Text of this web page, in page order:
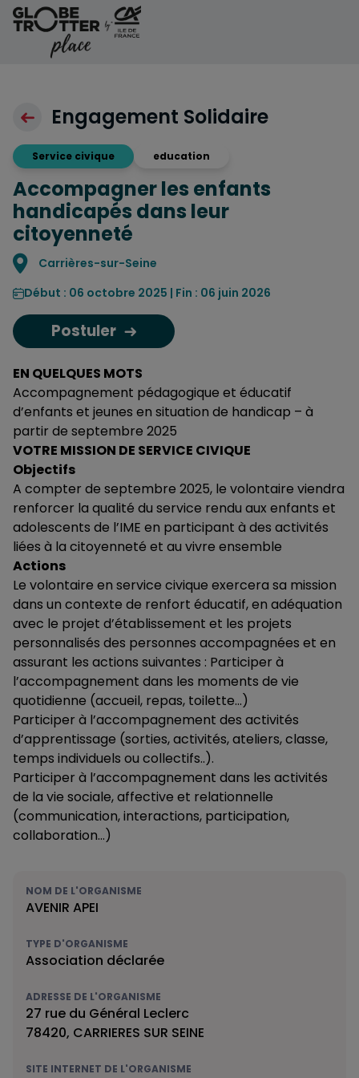
Aller au contenu
Engagement Solidaire
Service civique education
Accompagner les enfants
handicapés dans leur
citoyenneté
Localisation
Carrières-sur-Seine
Début : 06 octobre 2025 | Fin : 06 juin 2026
Postuler
EN QUELQUES MOTS
Accompagnement pédagogique et éducatif
d’enfants et jeunes en situation de handicap – à
partir de septembre 2025
VOTRE MISSION DE SERVICE CIVIQUE
Objectifs
A compter de septembre 2025, le volontaire viendra
renforcer la qualité du service rendu aux enfants et
adolescents de l’IME en participant à des activités
liées à la citoyenneté et au vivre ensemble
Actions
Le volontaire en service civique exercera sa mission
dans un contexte de renfort éducatif, en adéquation
avec le projet d’établissement et les projets
personnalisés des personnes accompagnées et en
assurant les actions suivantes : Participer à
l’accompagnement dans les moments de vie
quotidienne (accueil, repas, toilette…)
Participer à l’accompagnement des activités
d’apprentissage (sorties, activités, ateliers, classe,
temps individuels ou collectifs..).
Participer à l’accompagnement dans les activités
de la vie sociale, affective et relationnelle
(communication, interactions, participation,
collaboration…)
NOM DE L'ORGANISME
AVENIR APEI
TYPE D'ORGANISME
Association déclarée
ADRESSE DE L'ORGANISME
27 rue du Général Leclerc
78420, CARRIERES SUR SEINE
SITE INTERNET DE L'ORGANISME